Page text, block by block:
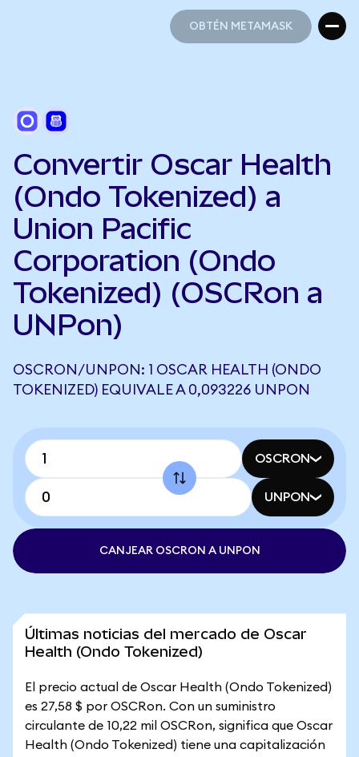
OBTÉN METAMASK
Convertir Oscar Health
(Ondo Tokenized) a
Union Pacific
Corporation (Ondo
Tokenized) (OSCRon a
UNPon)
OSCRON/UNPON: 1 OSCAR HEALTH (ONDO
TOKENIZED) EQUIVALE A 0,093226 UNPON
OSCRON
UNPON
CANJEAR OSCRON A UNPON
Últimas noticias del mercado de Oscar
Health (Ondo Tokenized)
El precio actual de Oscar Health (Ondo Tokenized)
es 27,58 $ por OSCRon. Con un suministro
circulante de 10,22 mil OSCRon, significa que Oscar
Health (Ondo Tokenized) tiene una capitalización